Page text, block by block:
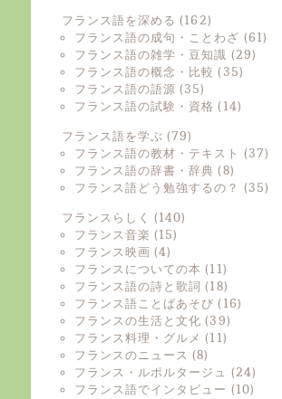
フランス語を深める (162)
フランス語の成句・ことわざ (61)
フランス語の雑学・豆知識 (29)
フランス語の概念・比較 (35)
フランス語の語源 (35)
フランス語の試験・資格 (14)
フランス語を学ぶ (79)
フランス語の教材・テキスト (37)
フランス語の辞書・辞典 (8)
フランス語どう勉強するの？ (35)
フランスらしく (140)
フランス音楽 (15)
フランス映画 (4)
フランスについての本 (11)
フランス語の詩と歌詞 (18)
フランス語ことばあそび (16)
フランスの生活と文化 (39)
フランス料理・グルメ (11)
フランスのニュース (8)
フランス・ルポルタージュ (24)
フランス語でインタビュー (10)